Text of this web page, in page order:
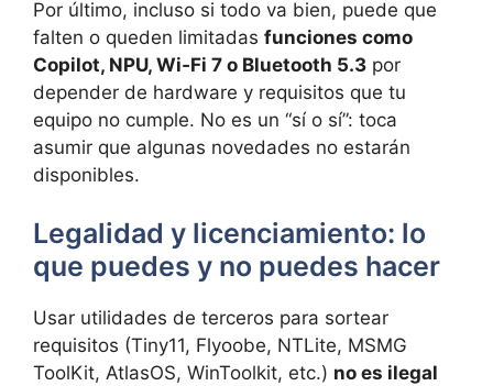
Por último, incluso si todo va bien, puede que
falten o queden limitadas funciones como
Copilot, NPU, Wi‑Fi 7 o Bluetooth 5.3 por
depender de hardware y requisitos que tu
equipo no cumple. No es un “sí o sí”: toca
asumir que algunas novedades no estarán
disponibles.
Legalidad y licenciamiento: lo
que puedes y no puedes hacer
Usar utilidades de terceros para sortear
requisitos (Tiny11, Flyoobe, NTLite, MSMG
ToolKit, AtlasOS, WinToolkit, etc.) no es ilegal